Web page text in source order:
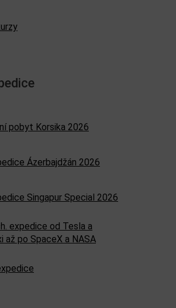
pobyt Korsika 2026
Ázerbajdžán 2026
Singapur Special 2026
expedice od Tesla a
až po SpaceX a NASA